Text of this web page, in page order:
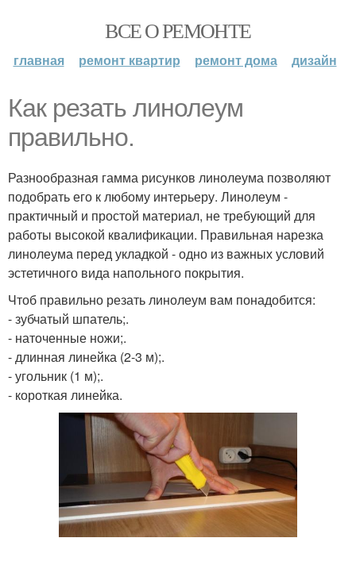
ВСЕ О РЕМОНТЕ
главная ремонт квартир ремонт дома дизайн
Как резать линолеум
правильно.
Разнообразная гамма рисунков линолеума позволяют
подобрать его к любому интерьеру. Линолеум -
практичный и простой материал, не требующий для
работы высокой квалификации. Правильная нарезка
линолеума перед укладкой - одно из важных условий
эстетичного вида напольного покрытия.
Чтоб правильно резать линолеум вам понадобится:
- зубчатый шпатель;.
- наточенные ножи;.
- длинная линейка (2-3 м);.
- угольник (1 м);.
- короткая линейка.